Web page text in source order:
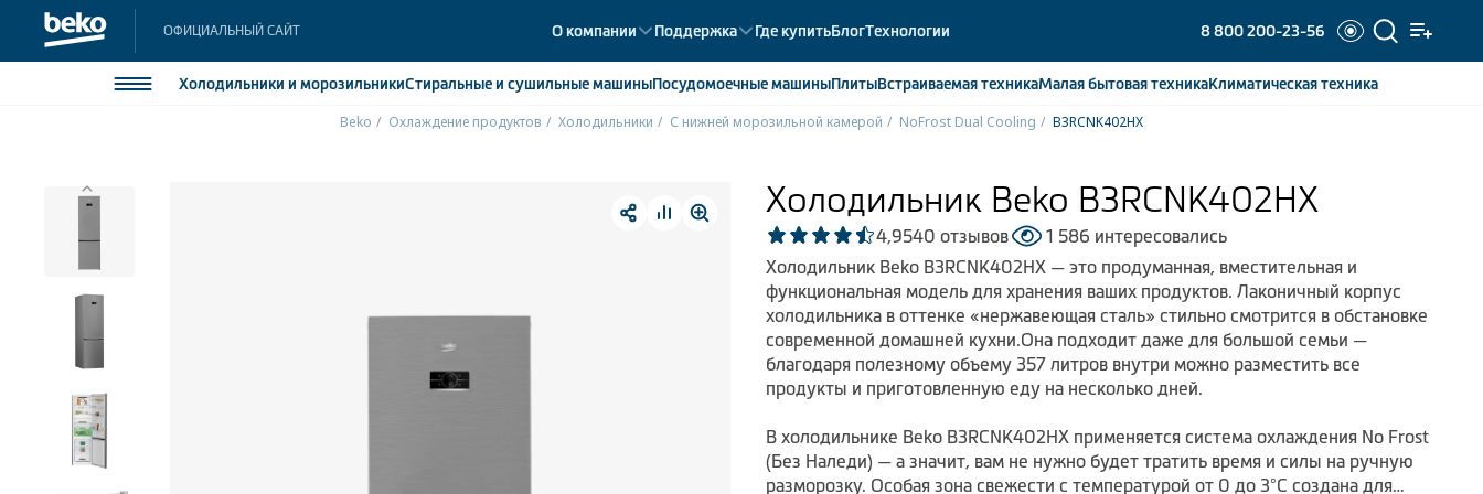
ОФИЦИАЛЬНЫЙ САЙТ О компании Поддержка Где купитьБлогТехнологии 8 800 200-23-56
Холодильники и морозильникиСтиральные и сушильные машиныПосудомоечныемашиныПлитыВстраиваемаятехникаМалая бытоваятехникаКлиматическаятехника
Стиральные и сушильные машины
Посудомоечные машины
Климатическая техника
Beko Охлаждение продуктов Холодильники С нижней морозильной камерой NoFrost Dual Cooling B3RCNK402HX
Холодильник Beko B3RCNK402HX
4,9540 отзывов
1 586 интересовались
Холодильник Beko B3RCNK402HX — это продуманная, вместительная и
функциональная модель для хранения ваших продуктов. Лаконичный корпус
холодильника в оттенке «нержавеющая сталь» стильно смотрится в обстановке
современной домашней кухни.Она подходит даже для большой семьи —
благодаря полезному объему 357 литров внутри можно разместить все
продукты и приготовленную еду на несколько дней.
В холодильнике Beko B3RCNK402HX применяется система охлаждения No Frost
(Без Наледи) — а значит, вам не нужно будет тратить время и силы на ручную
разморозку. Особая зона свежести с температурой от 0 до 3°C создана для